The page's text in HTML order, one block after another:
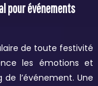
pour événements
de toute festivité
les émotions et
l’événement. Une